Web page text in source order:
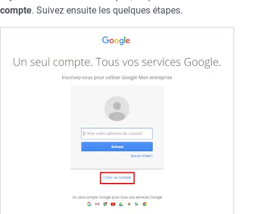
compte. Suivez ensuite les quelques étapes.